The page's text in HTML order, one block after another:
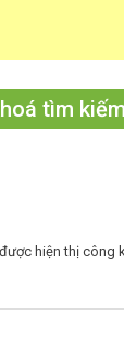
tìm kiếm
hiện thị công